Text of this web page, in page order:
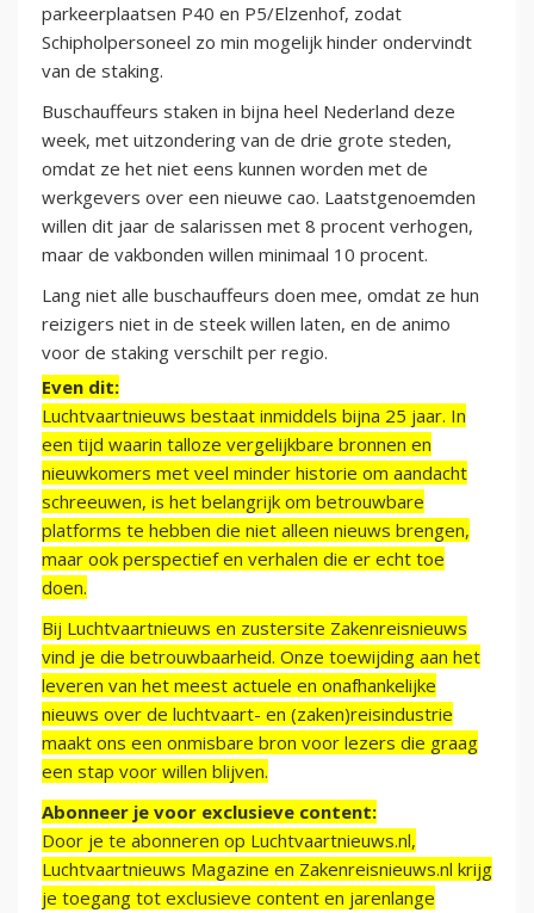
parkeerplaatsen P40 en P5/Elzenhof, zodat
Schipholpersoneel zo min mogelijk hinder ondervindt
van de staking.
Buschauffeurs staken in bijna heel Nederland deze
week, met uitzondering van de drie grote steden,
omdat ze het niet eens kunnen worden met de
werkgevers over een nieuwe cao. Laatstgenoemden
willen dit jaar de salarissen met 8 procent verhogen,
maar de vakbonden willen minimaal 10 procent.
Lang niet alle buschauffeurs doen mee, omdat ze hun
reizigers niet in de steek willen laten, en de animo
voor de staking verschilt per regio.
Even dit:
Luchtvaartnieuws bestaat inmiddels bijna 25 jaar. In
een tijd waarin talloze vergelijkbare bronnen en
nieuwkomers met veel minder historie om aandacht
schreeuwen, is het belangrijk om betrouwbare
platforms te hebben die niet alleen nieuws brengen,
maar ook perspectief en verhalen die er echt toe
doen.
Bij Luchtvaartnieuws en zustersite Zakenreisnieuws
vind je die betrouwbaarheid. Onze toewijding aan het
leveren van het meest actuele en onafhankelijke
nieuws over de luchtvaart- en (zaken)reisindustrie
maakt ons een onmisbare bron voor lezers die graag
een stap voor willen blijven.
Abonneer je voor exclusieve content:
Door je te abonneren op Luchtvaartnieuws.nl,
Luchtvaartnieuws Magazine en Zakenreisnieuws.nl krijg
je toegang tot exclusieve content en jarenlange